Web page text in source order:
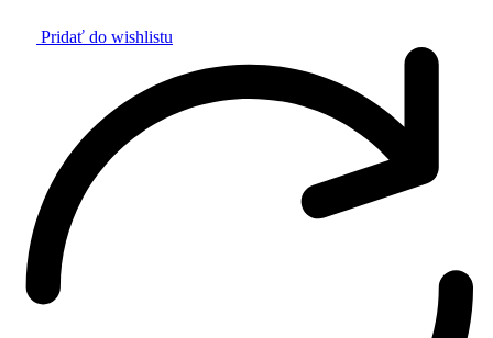
Pridať do wishlistu